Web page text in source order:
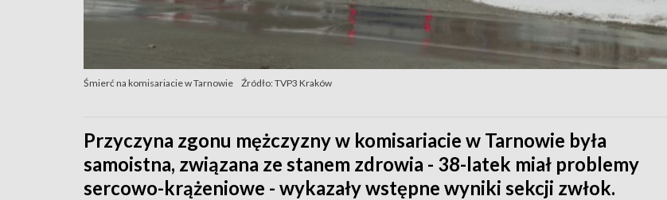
Śmierć na komisariacie w Tarnowie Źródło: TVP3 Kraków
Przyczyna zgonu mężczyzny w komisariacie w Tarnowie była
samoistna, związana ze stanem zdrowia - 38-latek miał problemy
sercowo-krążeniowe - wykazały wstępne wyniki sekcji zwłok.